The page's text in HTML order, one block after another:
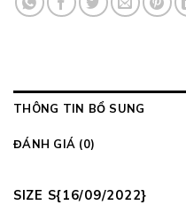
THÔNG TIN BỔ SUNG
ĐÁNH GIÁ (0)
SIZE S{16/09/2022}